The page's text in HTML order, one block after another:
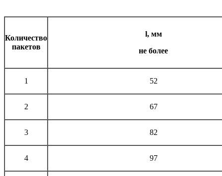
Количество
пакетов
l, мм
не более
1 52
2 67
3 82
4 97